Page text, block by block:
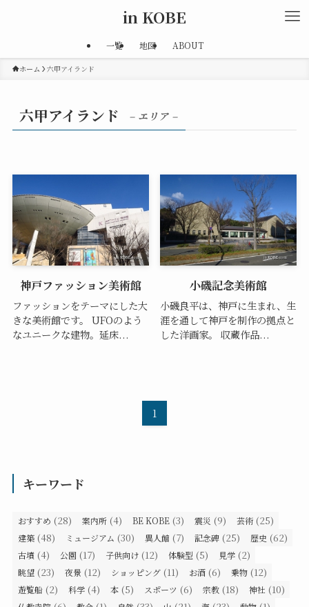
in KOBE
一覧 地図 ABOUT
ホーム 六甲アイランド
六甲アイランド – エリア –
神戸ファッション美術館
ファッションをテーマにした大
きな美術館です。 UFOのよう
なユニークな建物。延床...
小磯記念美術館
小磯良平は、神戸に生まれ、生
涯を通して神戸を制作の拠点と
した洋画家。 収蔵作品...
1
キーワード
おすすめ (28) 案内所 (4) BE KOBE (3) 震災 (9) 芸術 (25)
建築 (48) ミュージアム (30) 異人館 (7) 記念碑 (25) 歴史 (62)
古墳 (4) 公園 (17) 子供向け (12) 体験型 (5) 見学 (2)
眺望 (23) 夜景 (12) ショッピング (11) お酒 (6) 乗物 (12)
遊覧船 (2) 科学 (4) 本 (5) スポーツ (6) 宗教 (18) 神社 (10)